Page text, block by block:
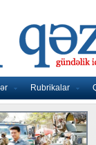
Rubrikalar